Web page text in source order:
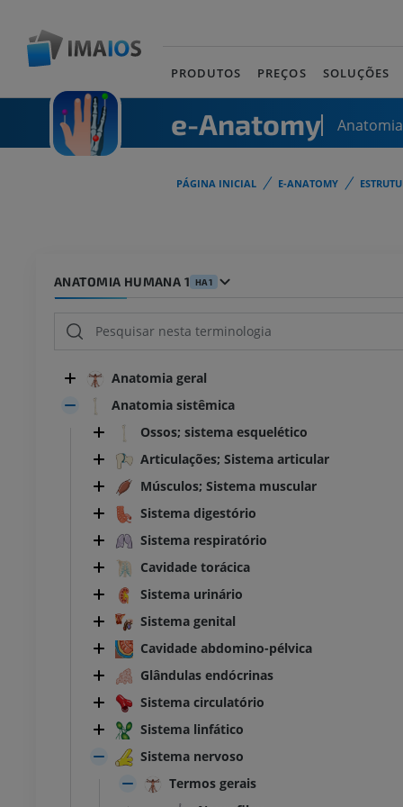
PRODUTOS PREÇOS SOLUÇÕES
e-Anatomy
PÁGINA INICIAL E-ANATOMY
ANATOMIA HUMANA 1 HA1
Anatomia geral
Anatomia sistêmica
Ossos; sistema esquelético
Articulações; Sistema articular
Músculos; Sistema muscular
Sistema digestório
Sistema respiratório
Cavidade torácica
Sistema urinário
Sistema genital
Cavidade abdomino-pélvica
Glândulas endócrinas
Sistema circulatório
Sistema linfático
Sistema nervoso
Termos gerais